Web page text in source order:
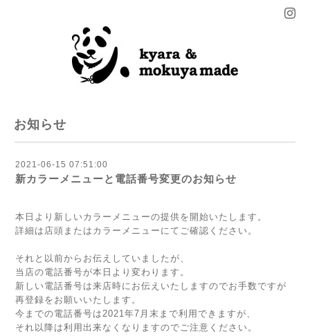
お知らせ
2021-06-15 07:51:00
新カラーメニューと電話番号変更のお知らせ
本日より新しいカラーメニューの提供を開始いたします。
詳細は店頭または カラーメニュー にてご確認ください。
それと以前からお伝えしていましたが、
当店の電話番号が本日より変わります。
新しい電話番号は来店時にお伝えいたしますのでお手数ですが
再登録をお願いいたします。
今までの電話番号は2021年7月末まで利用できますが、
それ以降は利用出来なくなりますのでご注意ください。